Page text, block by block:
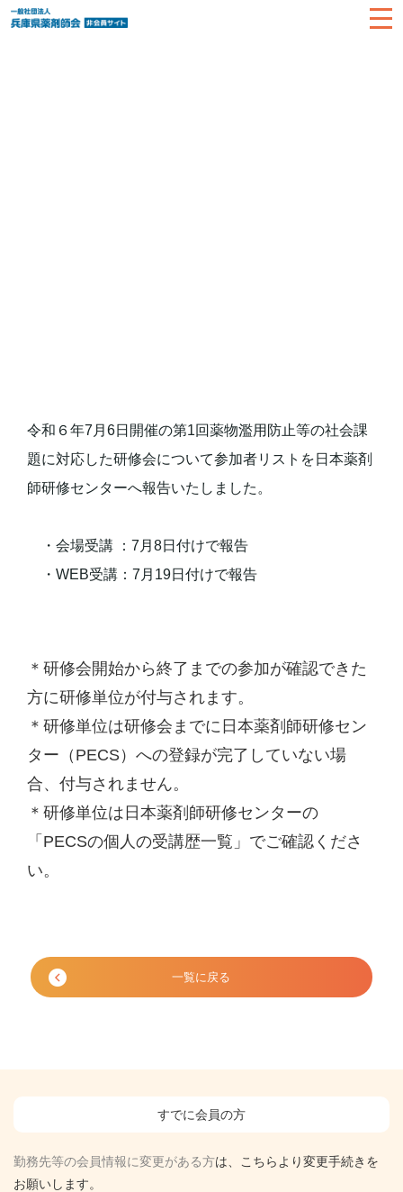
令和６年7月6日開催の第1回薬物濫用防止等の社会課
題に対応した研修会について参加者リストを日本薬剤
師研修センターへ報告いたしました。
・会場受講 ：7月8日付けで報告
・WEB受講：7月19日付けで報告
＊研修会開始から終了までの参加が確認できた
方に研修単位が付与されます。
＊研修単位は研修会までに日本薬剤師研修セン
ター（PECS）への登録が完了していない場
合、付与されません。
＊研修単位は日本薬剤師研修センターの
「PECSの個人の受講歴一覧」でご確認くださ
い。
一覧に戻る
すでに会員の方
勤務先等の会員情報に変更がある方は、こちらより変更手続きを
お願いします。